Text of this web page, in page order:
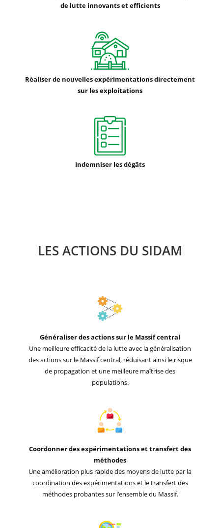
de lutte innovants et efficients
Réaliser de nouvelles expérimentations directement
sur les exploitations
Indemniser les dégâts
LES ACTIONS DU SIDAM
Généraliser des actions sur le Massif central
Une meilleure efficacité de la lutte avec la généralisation
des actions sur le Massif central, réduisant ainsi le risque
de propagation et une meilleure maîtrise des
populations.
Coordonner des expérimentations et transfert des
méthodes
Une amélioration plus rapide des moyens de lutte par la
coordination des expérimentations et le transfert des
méthodes probantes sur l’ensemble du Massif.